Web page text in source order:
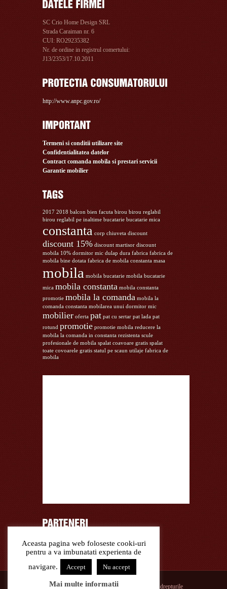
SC Crio Home Design SRL
Strada Caraiman nr. 6
CUI: RO29235382
Nr. de ordine in registrul comertului:
J13/2353/17.10.2011
http://www.anpc.gov.ro/
Termeni si conditii utilizare site
Confidentialitatea datelor
Contract comanda mobila si prestari servicii
Garantie mobilier
2017 2018 balcon bien facuta birou birou reglabil
birou reglabil pe inaltime bucatarie bucatarie mica
constanta corp chiuveta discount
discount 15% discount martisor discount
mobila 10% dormitor mic dulap dura fabrica fabrica de
mobila bine dotata fabrica de mobila constanta masa
mobila mobila bucatarie mobila bucatarie
mica mobila constanta mobila constanta
promotie mobila la comanda mobila la
comanda constanta mobilarea unui dormitor mic
mobilier oferta pat pat cu sertar pat lada pat
rotund promotie promotie mobila reducere la
mobila la comanda in constanta rezistenta scule
profesionale de mobila spalat coavoare gratis spalat
toate covoarele gratis statul pe scaun utilaje fabrica de
mobila
Curatare covoare lana, covoare matase
© 2026 Mobila la Comanda in Constanta. Toate drepturile
Aceasta pagina web foloseste cooki-uri
pentru a va imbunatati experienta de
navigare.
Accept Nu accept
Mai multe informatii